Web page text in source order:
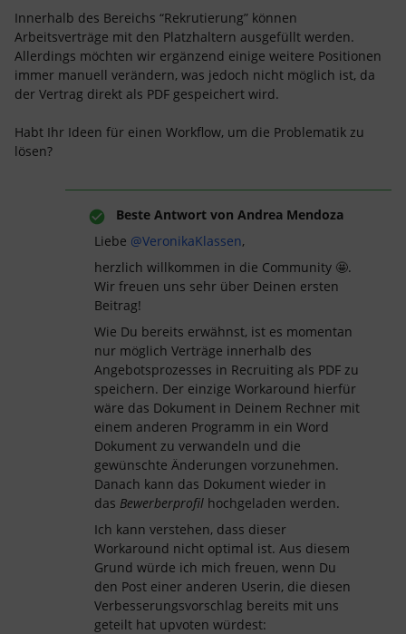
Innerhalb des Bereichs “Rekrutierung” können
Arbeitsverträge mit den Platzhaltern ausgefüllt werden.
Allerdings möchten wir ergänzend einige weitere Positionen
immer manuell verändern, was jedoch nicht möglich ist, da
der Vertrag direkt als PDF gespeichert wird.
Habt Ihr Ideen für einen Workflow, um die Problematik zu
lösen?
Beste Antwort von Andrea Mendoza
Liebe @VeronikaKlassen,
herzlich willkommen in die Community 🤩.
Wir freuen uns sehr über Deinen ersten
Beitrag!
Wie Du bereits erwähnst, ist es momentan
nur möglich Verträge innerhalb des
Angebotsprozesses in Recruiting als PDF zu
speichern. Der einzige Workaround hierfür
wäre das Dokument in Deinem Rechner mit
einem anderen Programm in ein Word
Dokument zu verwandeln und die
gewünschte Änderungen vorzunehmen.
Danach kann das Dokument wieder in
das Bewerberprofil hochgeladen werden.
Ich kann verstehen, dass dieser
Workaround nicht optimal ist. Aus diesem
Grund würde ich mich freuen, wenn Du
den Post einer anderen Userin, die diesen
Verbesserungsvorschlag bereits mit uns
geteilt hat upvoten würdest: